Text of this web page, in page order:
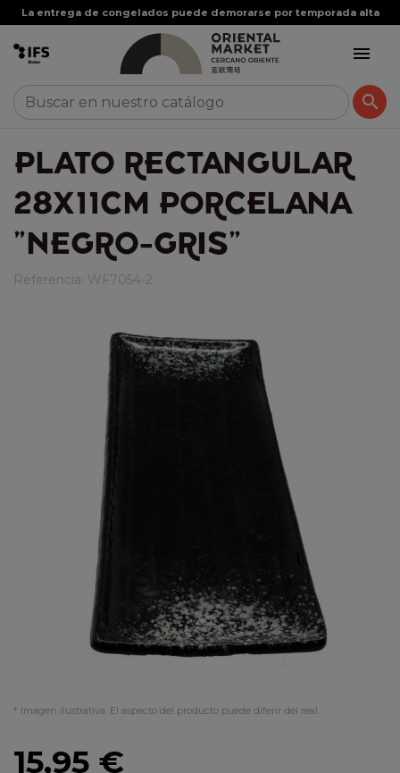
La entrega de congelados puede demorarse por temporada alta


PLATO RECTANGULAR
28X11CM PORCELANA
"NEGRO-GRIS"
Referencia: WF7054-2
* Imagen ilustrativa. El aspecto del producto puede diferir del real.
15,95 €